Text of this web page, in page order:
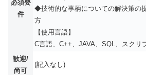
必須要
件
◆技術的な事柄についての解決策の
方
【使用言語】
C言語、C++、JAVA、SQL、スクリ
歓迎/
尚可
(記入なし)